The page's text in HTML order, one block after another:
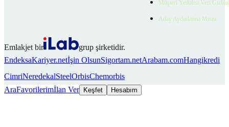
Müşteri Yetkilisi Veri
Aday Aydınlatma Metni
Emlakjet bir
grup şirketidir.
EndeksaKariyer.netİşin OlsunSigortam.netArabam.comHangikredi
CimriNeredekalSteelOrbisChemorbis
AraFavorilerimİlan Ver Keşfet Hesabım